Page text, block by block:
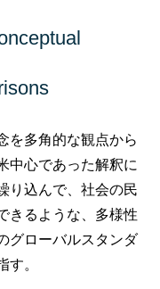
を多角的な観点から
中心であった解釈に
り込んで、社会の民
きるような、多様性
グローバルスタンダ
す。